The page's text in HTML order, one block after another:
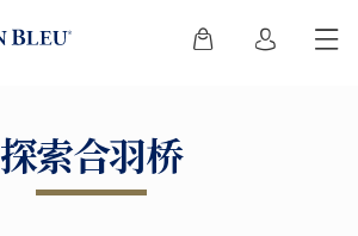
探索合羽桥